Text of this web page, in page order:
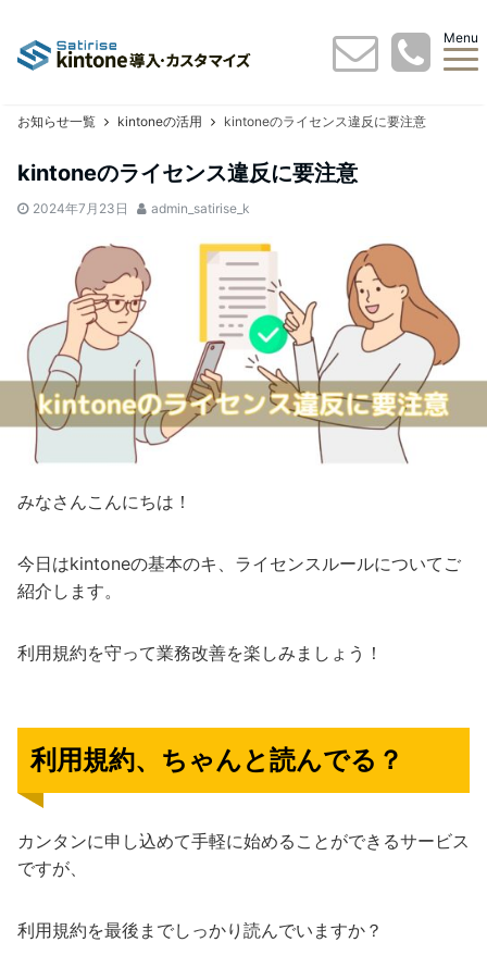
Menu
お知らせ一覧 kintoneの活用 kintoneのライセンス違反に要注意
kintoneのライセンス違反に要注意
2024年7月23日 admin_satirise_k
みなさんこんにちは！
今日はkintoneの基本のキ、ライセンスルールについてご
紹介します。
利用規約を守って業務改善を楽しみましょう！
利用規約、ちゃんと読んでる？
カンタンに申し込めて手軽に始めることができるサービス
ですが、
利用規約を最後までしっかり読んでいますか？